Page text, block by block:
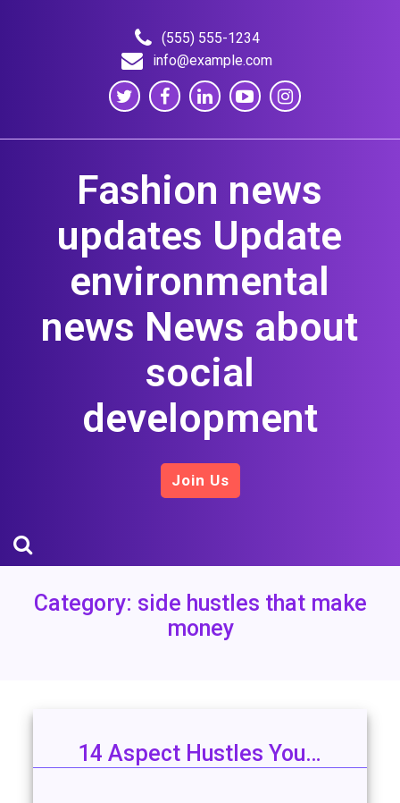
(555) 555-1234
info@example.com
Fashion news
updates Update
environmental
news News about
social
development
Join Us
Category: side hustles that make
money
14 Aspect Hustles You…